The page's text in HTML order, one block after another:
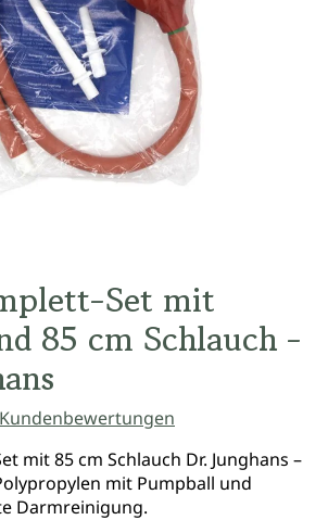
Set mit
85 cm Schlauch -
mit 85 cm Schlauch Dr. Junghans –
mit Pumpball und
Darmreinigung.